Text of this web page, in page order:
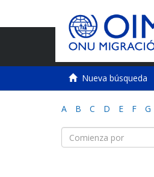
Nueva búsqueda
A B C D E F G